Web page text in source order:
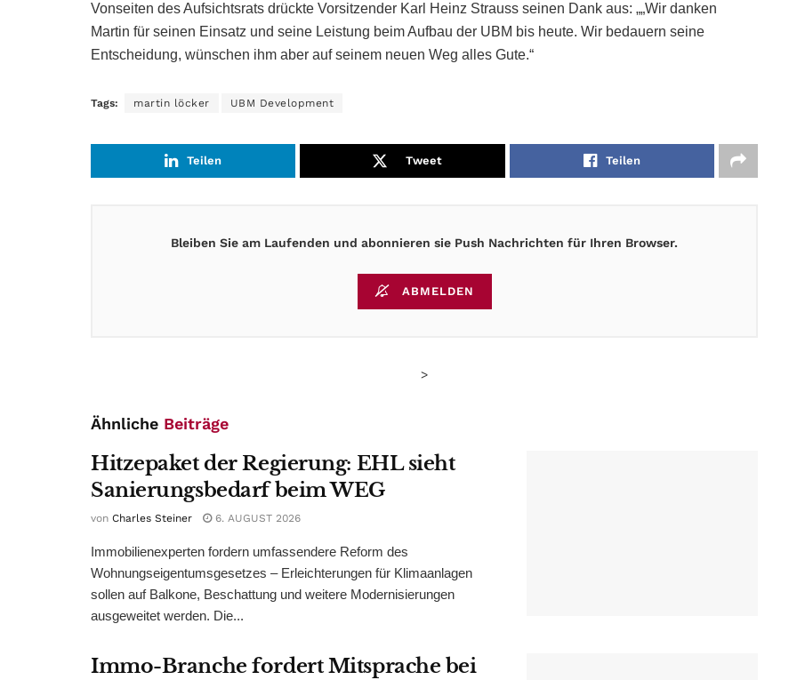
Vonseiten des Aufsichtsrats drückte Vorsitzender Karl Heinz Strauss seinen Dank aus: „„Wir danken
Martin für seinen Einsatz und seine Leistung beim Aufbau der UBM bis heute. Wir bedauern seine
Entscheidung, wünschen ihm aber auf seinem neuen Weg alles Gute.“
Tags: martin löcker UBM Development
Teilen Tweet Teilen
Bleiben Sie am Laufenden und abonnieren sie Push Nachrichten für Ihren Browser.
ABMELDEN
>
Ähnliche Beiträge
Hitzepaket der Regierung: EHL sieht
Sanierungsbedarf beim WEG
von Charles Steiner 6. AUGUST 2026
Immobilienexperten fordern umfassendere Reform des
Wohnungseigentumsgesetzes – Erleichterungen für Klimaanlagen
sollen auf Balkone, Beschattung und weitere Modernisierungen
ausgeweitet werden. Die...
Immo-Branche fordert Mitsprache bei